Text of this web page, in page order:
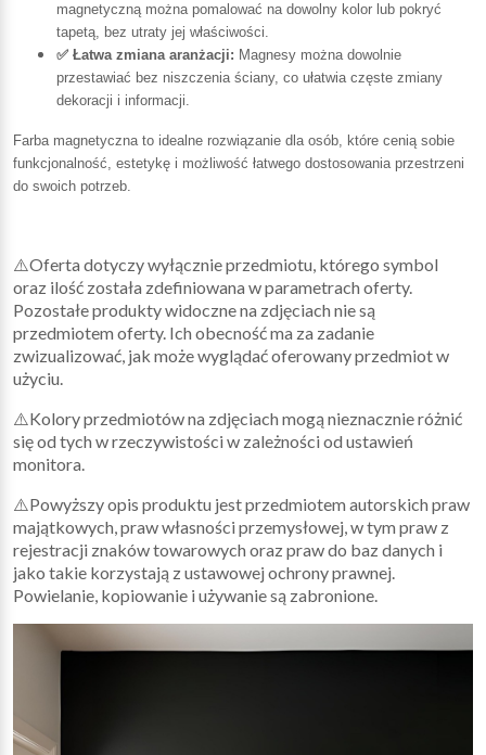
magnetyczną można pomalować na dowolny kolor lub pokryć
tapetą, bez utraty jej właściwości.
✅ Łatwa zmiana aranżacji: Magnesy można dowolnie
przestawiać bez niszczenia ściany, co ułatwia częste zmiany
dekoracji i informacji.
Farba magnetyczna to idealne rozwiązanie dla osób, które cenią sobie
funkcjonalność, estetykę i możliwość łatwego dostosowania przestrzeni
do swoich potrzeb.
⚠️Oferta dotyczy wyłącznie przedmiotu, którego symbol
oraz ilość została zdefiniowana w parametrach oferty.
Pozostałe produkty widoczne na zdjęciach nie są
przedmiotem oferty. Ich obecność ma za zadanie
zwizualizować, jak może wyglądać oferowany przedmiot w
użyciu.
⚠️Kolory przedmiotów na zdjęciach mogą nieznacznie różnić
się od tych w rzeczywistości w zależności od ustawień
monitora.
⚠️Powyższy opis produktu jest przedmiotem autorskich praw
majątkowych, praw własności przemysłowej, w tym praw z
rejestracji znaków towarowych oraz praw do baz danych i
jako takie korzystają z ustawowej ochrony prawnej.
Powielanie, kopiowanie i używanie są zabronione.